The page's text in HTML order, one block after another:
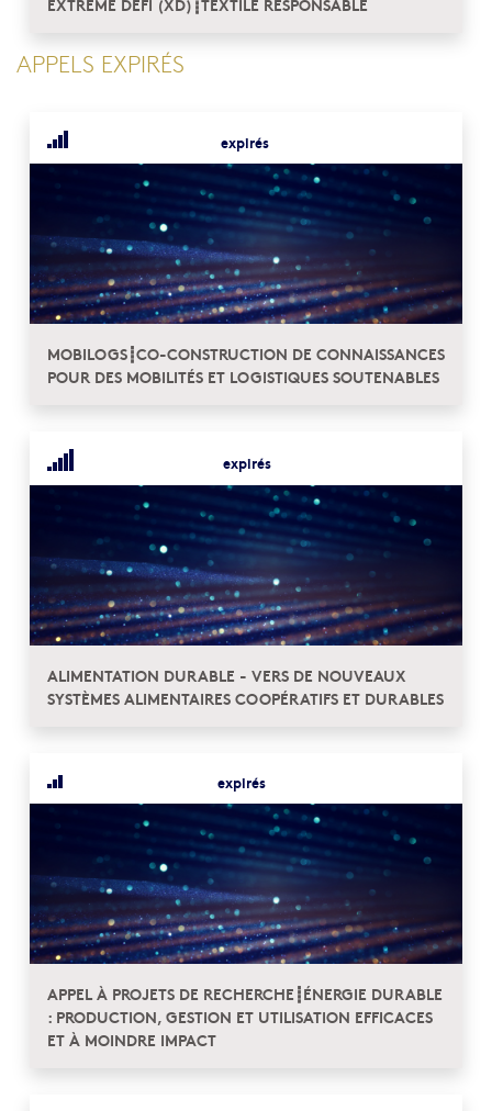
APPELS EXPIRÉS
expirés
MOBILOGS┋CO-CONSTRUCTION DE CONNAISSANCES
POUR DES MOBILITÉS ET LOGISTIQUES SOUTENABLES
expirés
ALIMENTATION DURABLE - VERS DE NOUVEAUX
SYSTÈMES ALIMENTAIRES COOPÉRATIFS ET DURABLES
expirés
APPEL À PROJETS DE RECHERCHE┋ÉNERGIE DURABLE
: PRODUCTION, GESTION ET UTILISATION EFFICACES
ET À MOINDRE IMPACT